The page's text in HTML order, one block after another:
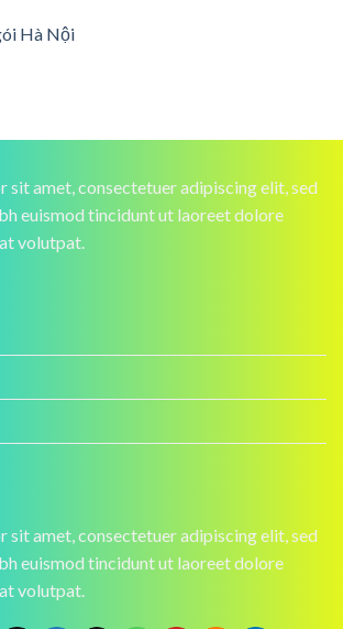
Hà Nội
sit amet, consectetuer adipiscing elit, sed
euismod tincidunt ut laoreet dolore
volutpat.
sit amet, consectetuer adipiscing elit, sed
euismod tincidunt ut laoreet dolore
volutpat.